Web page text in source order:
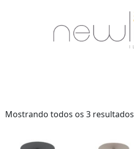
Mostrando todos os 3 resultados